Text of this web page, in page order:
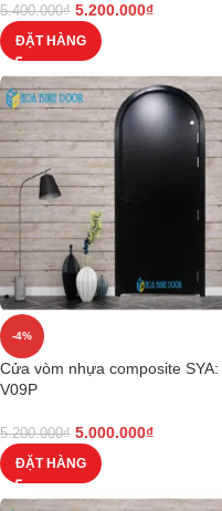
5.400.000₫ 5.200.000₫
ĐẶT HÀNG
-4%
Cửa vòm nhựa composite SYA:
V09P
5.200.000₫ 5.000.000₫
ĐẶT HÀNG